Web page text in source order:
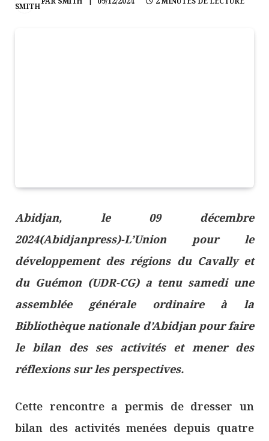
Abidjan, le 09 décembre
2024(Abidjanpress)-L’Union pour le
développement des régions du Cavally et
du Guémon (UDR-CG) a tenu samedi une
assemblée générale ordinaire à la
Bibliothèque nationale d’Abidjan pour faire
le bilan des ses activités et mener des
réflexions sur les perspectives.
Cette rencontre a permis de dresser un
bilan des activités menées depuis quatre